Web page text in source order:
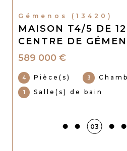
Gémenos (13420)
MAISON T4/5 DE
CENTRE DE
589 000 €
4 Pièce(s) 3
1 Salle(s) de bain
03